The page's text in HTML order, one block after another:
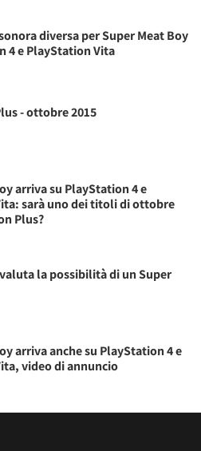
diversa per Super Meat Boy
4 e PlayStation Vita
- ottobre 2015
arriva su PlayStation 4 e
sarà uno dei titoli di ottobre
Plus?
la possibilità di un Super
arriva anche su PlayStation 4 e
video di annuncio